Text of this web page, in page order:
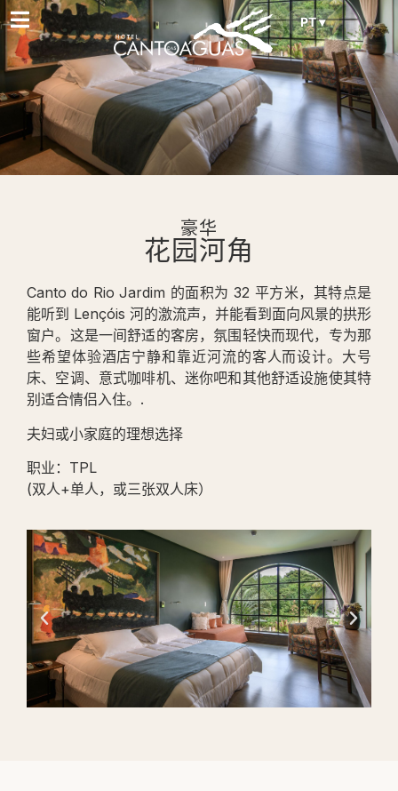
PT ▾
豪华
花园河角
Canto do Rio Jardim 的面积为 32 平方米，其特点是
能听到 Lençóis 河的激流声，并能看到面向风景的拱形
窗户。这是一间舒适的客房，氛围轻快而现代，专为那
些希望体验酒店宁静和靠近河流的客人而设计。大号
床、空调、意式咖啡机、迷你吧和其他舒适设施使其特
别适合情侣入住。.
夫妇或小家庭的理想选择
职业：TPL
(双人+单人，或三张双人床）